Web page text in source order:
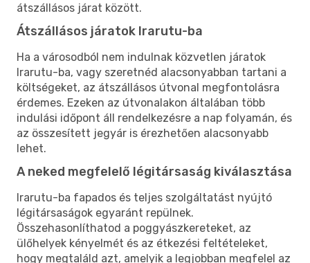
átszállásos járat között.
Átszállásos járatok Irarutu-ba
Ha a városodból nem indulnak közvetlen járatok
Irarutu-ba, vagy szeretnéd alacsonyabban tartani a
költségeket, az átszállásos útvonal megfontolásra
érdemes. Ezeken az útvonalakon általában több
indulási időpont áll rendelkezésre a nap folyamán, és
az összesített jegyár is érezhetően alacsonyabb
lehet.
A neked megfelelő légitársaság kiválasztása
Irarutu-ba fapados és teljes szolgáltatást nyújtó
légitársaságok egyaránt repülnek.
Összehasonlíthatod a poggyászkereteket, az
ülőhelyek kényelmét és az étkezési feltételeket,
hogy megtaláld azt, amelyik a legjobban megfelel az